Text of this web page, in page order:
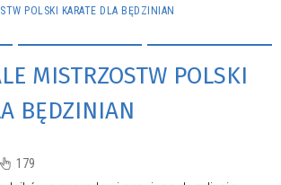
POLSKI KARATE DLA BĘDZINIAN
MISTRZOSTW POLSKI
BĘDZINIAN
179